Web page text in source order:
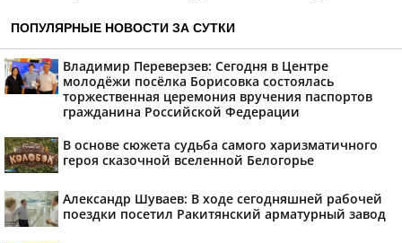
ПОПУЛЯРНЫЕ НОВОСТИ ЗА СУТКИ
Владимир Переверзев: Сегодня в Центре
молодёжи посёлка Борисовка состоялась
торжественная церемония вручения паспортов
гражданина Российской Федерации
В основе сюжета судьба самого харизматичного
героя сказочной вселенной Белогорье
Александр Шуваев: В ходе сегодняшней рабочей
поездки посетил Ракитянский арматурный завод